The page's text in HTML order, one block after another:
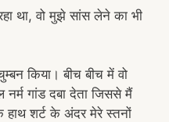
था, वो मुझे सांस लेने का भी
किया। बीच बीच में वो
नर्म गांड दबा देता जिससे मैं
शर्ट के अंदर मेरे स्तनों